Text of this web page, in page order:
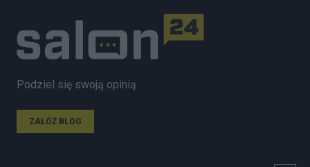
Podziel się swoją opinią
ZAŁÓŻ BLOG